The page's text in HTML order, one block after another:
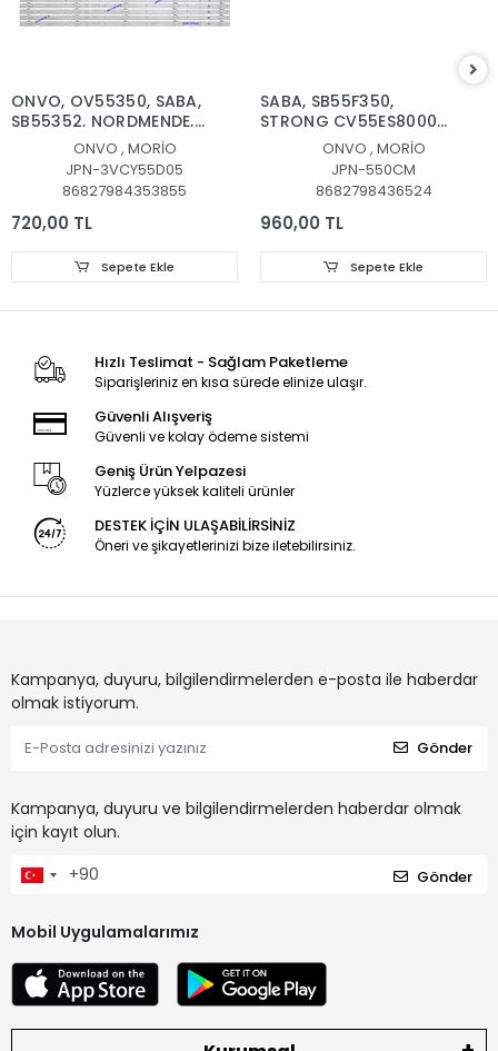
ONVO, OV55350, SABA,
SB55352, NORDMENDE,
NM55350, LED BAR,
BACKLIGHT, OV55-
9000, MORİO MR55850
LED BAR, CY55D05-
ZC62AG-02,
55DN-2W-15V-33MA,
HV550QUB-F84, 3VOLT
ONVO , MORİO
JPN-3VCY55D05
86827984353855
720,00 TL
Sepete Ekle
SABA, SB55F350,
STRONG CV55ES8000F,
LED BAR, BACKLIGHT,
PANEL LEDLERİ,
JL.D550C1330-006BS-
M_V01, LED BAR,
BACKLIGHT, LE-55S1,
CX55D12-ZC62AG-04D
ONVO , MORİO
JPN-550CM
8682798436524
960,00 TL
Sepete Ekle
Hızlı Teslimat - Sağlam Paketleme
Siparişleriniz en kısa sürede elinize ulaşır.
Güvenli Alışveriş
Güvenli ve kolay ödeme sistemi
Geniş Ürün Yelpazesi
Yüzlerce yüksek kaliteli ürünler
DESTEK İÇİN ULAŞABİLİRSİNİZ
Öneri ve şikayetlerinizi bize iletebilirsiniz.
Kampanya, duyuru, bilgilendirmelerden e-posta ile haberdar
olmak istiyorum.
Gönder
Kampanya, duyuru ve bilgilendirmelerden haberdar olmak
için kayıt olun.
Gönder
Mobil Uygulamalarımız